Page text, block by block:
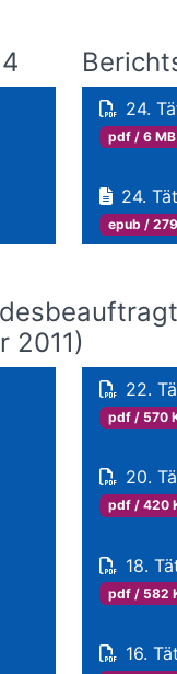
24.
pdf / 6 MB
24.
epub /
2011)
22.
pdf / 570
20.
pdf / 420
18.
pdf / 582
16.